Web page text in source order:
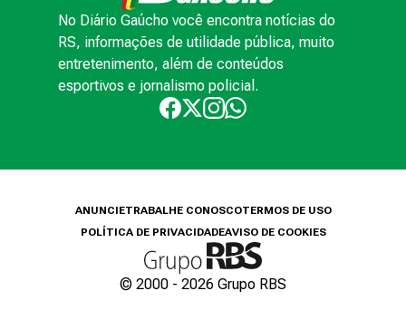
No Diário Gaúcho você encontra notícias do
RS, informações de utilidade pública, muito
entretenimento, além de conteúdos
esportivos e jornalismo policial.
ANUNCIETRABALHE CONOSCOTERMOS DE USO
POLÍTICA DE PRIVACIDADEAVISO DE COOKIES
© 2000 - 2026 Grupo RBS